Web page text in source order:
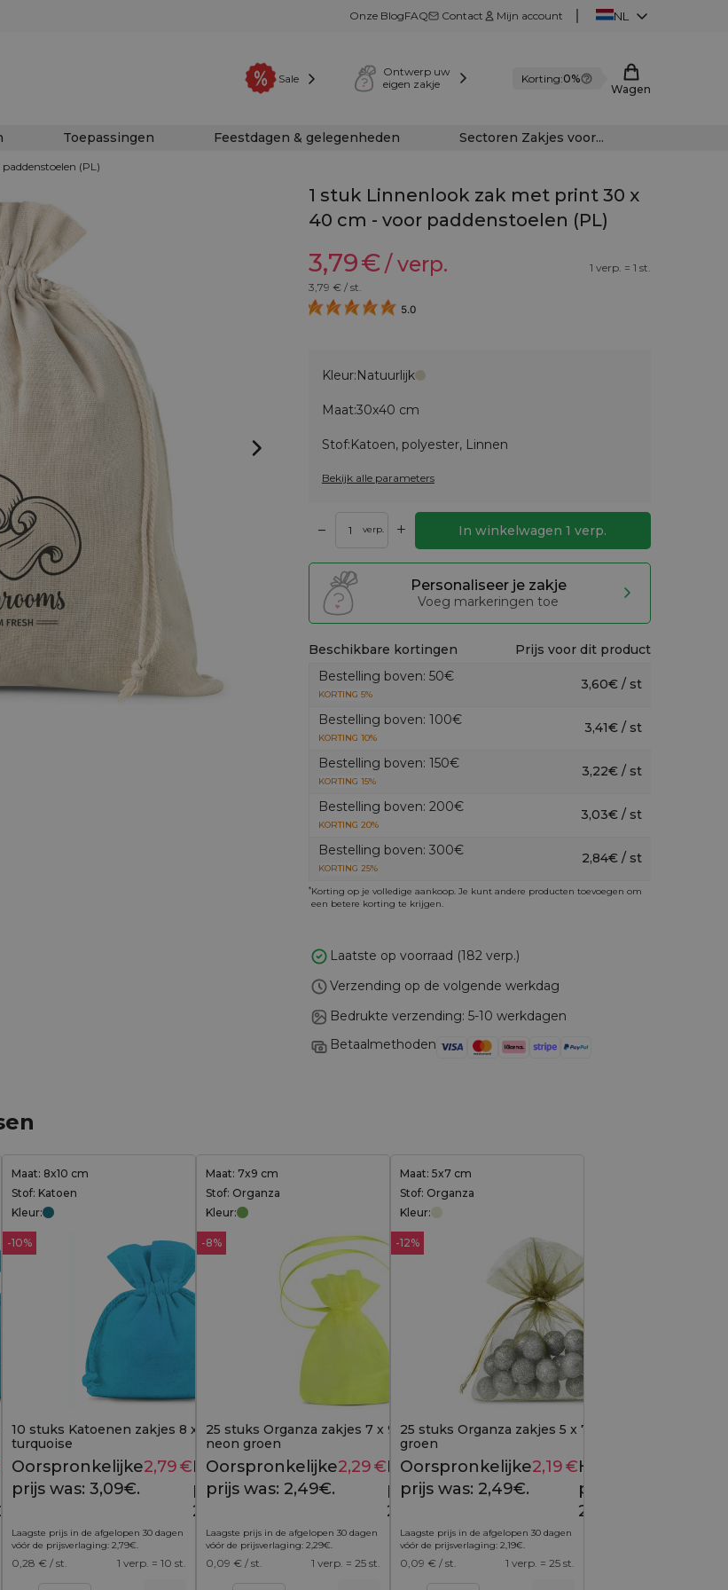
Onze BlogFAQ Contact Mijn account NL
Sale
Ontwerp uw
eigen zakje
Korting:0%
Wagen
Toepassingen Feestdagen & gelegenheden Sectoren Zakjes voor...
(PL)
1 stuk Linnenlook zak met print 30 x
40 cm - voor paddenstoelen (PL)
3,79€/ verp.
1 verp. = 1 st.
3,79 € / st.
5.0
Kleur:Natuurlijk
Maat:30x40 cm
Stof:Katoen, polyester, Linnen
Bekijk alle parameters
– verp. + In winkelwagen1 verp.
Personaliseer je zakje
Voeg markeringen toe
Beschikbare kortingen
Prijs voor dit product
Bestelling boven: 50€
KORTING 5%
3,60€ / st
Bestelling boven: 100€
KORTING 10%
3,41€ / st
Bestelling boven: 150€
KORTING 15%
3,22€ / st
Bestelling boven: 200€
KORTING 20%
3,03€ / st
Bestelling boven: 300€
KORTING 25%
2,84€ / st
*Korting op je volledige aankoop. Je kunt andere producten toevoegen om
een betere korting te krijgen.
Laatste op voorraad (182 verp.)
Verzending op de volgende werkdag
Bedrukte verzending: 5-10 werkdagen
Betaalmethoden
13 cm -
3,49 €
Huidige
prijs is:
2,99€.
Maat: 8x10 cm
Stof: Katoen
Kleur:
-10%
10 stuks Katoenen zakjes 8 x 10 cm -
turquoise
3,09 €
Oorspronkelijke
prijs was: 3,09€.
2,79€Huidige
prijs is:
2,79€.
Laagste prijs in de afgelopen 30 dagen
vóór de prijsverlaging: 2,79€.
0,28 € / st. 1 verp. = 10 st.
Maat: 7x9 cm
Stof: Organza
Kleur:
-8%
25 stuks Organza zakjes 7 x 9 cm (SDB) -
neon groen
2,49 €
Oorspronkelijke
prijs was: 2,49€.
2,29€Huidige
prijs is:
2,29€.
Laagste prijs in de afgelopen 30 dagen
vóór de prijsverlaging: 2,29€.
0,09 € / st. 1 verp. = 25 st.
Maat: 5x7 cm
Stof: Organza
Kleur:
-12%
25 stuks Organza zakjes 5 x 7 cm - olijf
groen
Oorspronkelijke
prijs was: 2,49€.
2,19€Huidige
prijs is:
2,19€.
Laagste prijs in de afgelopen 30 dagen
vóór de prijsverlaging: 2,19€.
0,09 € / st. 1 verp. = 25 st.